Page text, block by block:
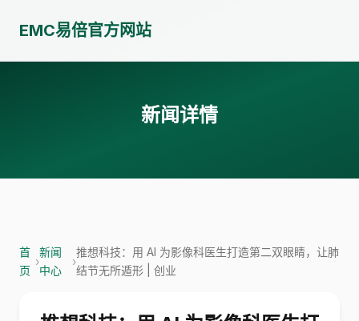
EMC易倍官方网站
新闻详情
首
页
›
新闻
中心
›
推想科技：用 AI 为影像科医生打造第二双眼睛，让肺
结节无所遁形 | 创业